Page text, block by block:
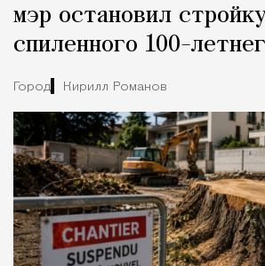
мэр остановил
спиленного 100-
Город Кирилл Романов